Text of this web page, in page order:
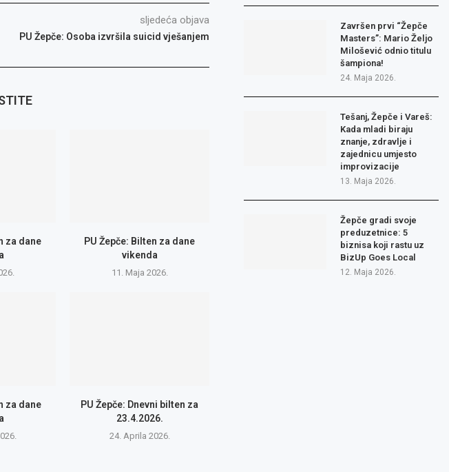
sljedeća objava
PU Žepče: Osoba izvršila suicid vješanjem
za dane
PU Žepče: Bilten za dane
vikenda
11. Maja 2026.
za dane
PU Žepče: Dnevni bilten za
23.4.2026.
24. Aprila 2026.
Završen prvi “Žepče
Masters”: Mario Željo
Milošević odnio titulu
šampiona!
24. Maja 2026.
Tešanj, Žepče i Vareš:
Kada mladi biraju
znanje, zdravlje i
zajednicu umjesto
improvizacije
13. Maja 2026.
Žepče gradi svoje
preduzetnice: 5
biznisa koji rastu uz
BizUp Goes Local
12. Maja 2026.